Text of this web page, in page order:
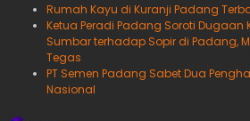
Rumah Kayu di Kuranji Padang
Ketua Peradi Padang Soroti Dugaan
Sumbar terhadap Sopir di Padang,
Tegas
PT Semen Padang Sabet Dua
Nasional